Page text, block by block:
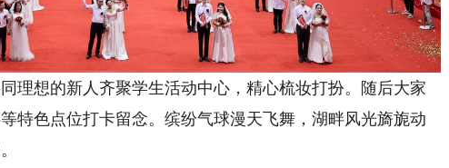
想的新人齐聚学生活动中心，精心梳妆打扮。随后大家
特色点位打卡留念。缤纷气球漫天飞舞，湖畔风光旖旎动